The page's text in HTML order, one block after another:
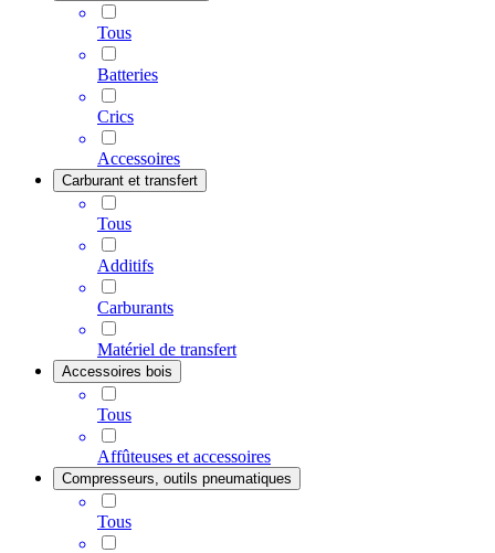
Tous
Batteries
Crics
Accessoires
Carburant et transfert
Tous
Additifs
Carburants
Matériel de transfert
Accessoires bois
Tous
Affûteuses et accessoires
Compresseurs, outils pneumatiques
Tous